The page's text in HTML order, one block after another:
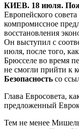
КИЕВ. 18 июля.
Европейского
компромиссное
восстановления
Он выступил с
июля, после того,
Брюсселе во время
не смогли прийти к
Безопасность со
Глава Евросовета,
предложенный
Тем не менее